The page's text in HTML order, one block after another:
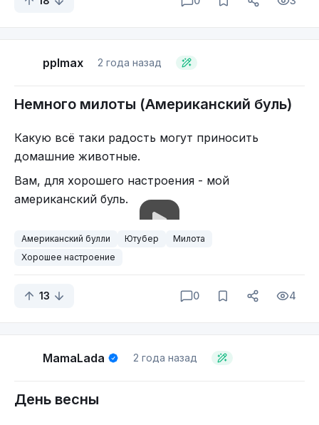
И просто красивый осенний вид на приток реки
вы находите дивное напоминание о уже
прошедшем лете, а именно вы видите огромную
георгинов всевозможного цвета. Я не могла
каждую фотографию по отдельности было бы
сделать фотоколлаж.
pplmax 2 года назад
Немного милоты (Американский буль)
Какую всё таки радость могут приносить
домашние животные.
Вам, для хорошего настроения - мой
американский буль.
Американский булли Ютубер
Милота
Хорошее настроение
13 0 4
MamaLada 2 года назад
День весны